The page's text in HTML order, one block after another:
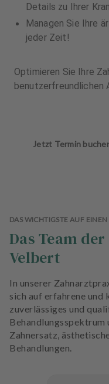
Details zu Ihrer
Managen Sie Ihre
jeder Zeit!
Optimieren Sie Ihre
benutzerfreundlichen
Jetzt Termin
DAS WICHTIGSTE AUF EINEN
Das Team
Velbert
In unserer
sich auf erfahrene und
zuverlässiges und
Zahnersatz,
Behandlungen.